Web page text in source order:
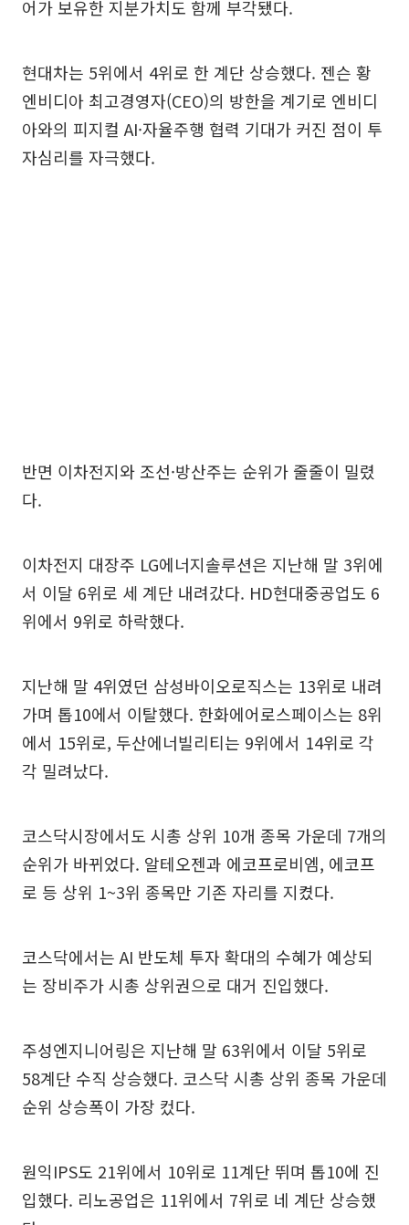
어가 보유한 지분가치도 함께 부각됐다.
현대차는 5위에서 4위로 한 계단 상승했다. 젠슨 황
엔비디아 최고경영자(CEO)의 방한을 계기로 엔비디
아와의 피지컬 AI·자율주행 협력 기대가 커진 점이 투
자심리를 자극했다.
반면 이차전지와 조선·방산주는 순위가 줄줄이 밀렸
다.
이차전지 대장주 LG에너지솔루션은 지난해 말 3위에
서 이달 6위로 세 계단 내려갔다. HD현대중공업도 6
위에서 9위로 하락했다.
지난해 말 4위였던 삼성바이오로직스는 13위로 내려
가며 톱10에서 이탈했다. 한화에어로스페이스는 8위
에서 15위로, 두산에너빌리티는 9위에서 14위로 각
각 밀려났다.
코스닥시장에서도 시총 상위 10개 종목 가운데 7개의
순위가 바뀌었다. 알테오젠과 에코프로비엠, 에코프
로 등 상위 1~3위 종목만 기존 자리를 지켰다.
코스닥에서는 AI 반도체 투자 확대의 수혜가 예상되
는 장비주가 시총 상위권으로 대거 진입했다.
주성엔지니어링은 지난해 말 63위에서 이달 5위로
58계단 수직 상승했다. 코스닥 시총 상위 종목 가운데
순위 상승폭이 가장 컸다.
원익IPS도 21위에서 10위로 11계단 뛰며 톱10에 진
입했다. 리노공업은 11위에서 7위로 네 계단 상승했